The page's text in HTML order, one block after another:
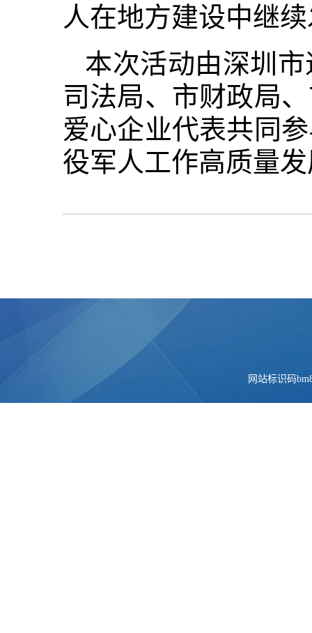
人在地方建设中继
本次活动由深圳
司法局、市财政局
爱心企业代表共同
役军人工作高质量
网站标识码